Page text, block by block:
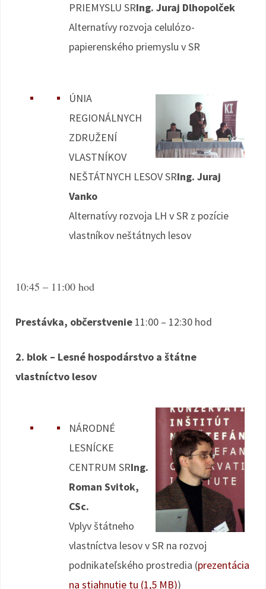
PRIEMYSLU SRIng. Juraj Dlhopolček
Alternatívy rozvoja celulózo-
papierenského priemyslu v SR
ÚNIA
REGIONÁLNYCH
ZDRUŽENÍ
VLASTNÍKOV
NEŠTÁTNYCH LESOV SRIng. Juraj
Vanko
Alternatívy rozvoja LH v SR z pozície
vlastníkov neštátnych lesov
10:45 – 11:00 hod
Prestávka, občerstvenie 11:00 – 12:30 hod
2. blok – Lesné hospodárstvo a štátne
vlastníctvo lesov
NÁRODNÉ
LESNÍCKE
CENTRUM SRIng.
Roman Svitok,
CSc.
Vplyv štátneho
vlastníctva lesov v SR na rozvoj
podnikateľského prostredia (prezentácia
na stiahnutie tu (1,5 MB))